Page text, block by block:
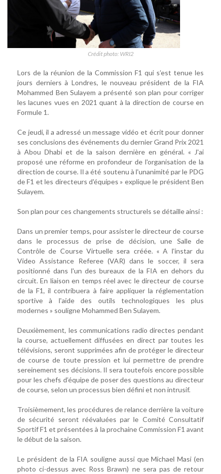
Crédit photo: WRI2
Lors de la réunion de la Commission F1 qui s’est tenue les
jours derniers à Londres, le nouveau président de la FIA
Mohammed Ben Sulayem a présenté son plan pour corriger
les lacunes vues en 2021 quant à la direction de course en
Formule 1.
Ce jeudi, il a adressé un message vidéo et écrit pour donner
ses conclusions des événements du dernier Grand Prix 2021
à Abou Dhabi et de la saison dernière en général. « J'ai
proposé une réforme en profondeur de l'organisation de la
direction de course. Il a été soutenu à l'unanimité par le PDG
de F1 et les directeurs d'équipes » explique le président Ben
Sulayem.
Son plan pour ces changements structurels se détaille ainsi :
Dans un premier temps, pour assister le directeur de course
dans le processus de prise de décision, une Salle de
Contrôle de Course Virtuelle sera créée. « A l'instar du
Video Assistance Referee (VAR) dans le soccer, il sera
positionné dans l'un des bureaux de la FIA en dehors du
circuit. En liaison en temps réel avec le directeur de course
de la ​​F1, il contribuera à faire appliquer la réglementation
sportive à l'aide des outils technologiques les plus
modernes » souligne Mohammed Ben Sulayem.
Deuxièmement, les communications radio directes pendant
la course, actuellement diffusées en direct par toutes les
télévisions, seront supprimées afin de protéger le directeur
de course de toute pression et lui permettre de prendre
sereinement ses décisions. Il sera toutefois encore possible
pour les chefs d’équipe de poser des questions au directeur
de course, selon un processus bien défini et non intrusif.
Troisièmement, les procédures de relance derrière la voiture
de sécurité seront réévaluées par le Comité Consultatif
Sportif F1 et présentées à la prochaine Commission F1 avant
le début de la saison.
Le président de la FIA souligne aussi que Michael Masi (en
photo ci-dessus avec Ross Brawn) ne sera pas de retour